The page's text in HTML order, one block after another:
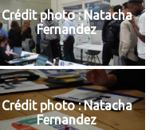
Crédit photo : Natacha
Fernandez
Crédit photo : Natacha
Fernandez